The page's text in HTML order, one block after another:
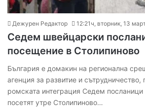
Дежурен Редактор 12:21ч, вторник, 13
Седем швейцарски
посещение в Столипиново
България е домакин на регионална
агенция за развитие и сътрудничество,
ромската интеграция Седем
посетят утре Столипиново…